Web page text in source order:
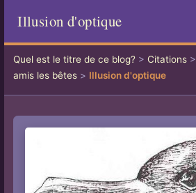
Illusion d'optique
Quel est le titre de ce blog?> Citations>
amis les bêtes> Illusion d'optique